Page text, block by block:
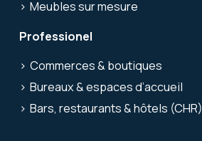
Meubles sur mesure
Professionel
Commerces & boutiques
Bureaux & espaces d’accueil
Bars, restaurants & hôtels (CHR)